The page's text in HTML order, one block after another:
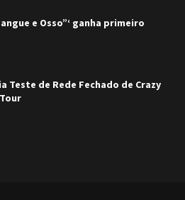
e Osso”‘ ganha primeiro
Teste de Rede Fechado de Crazy